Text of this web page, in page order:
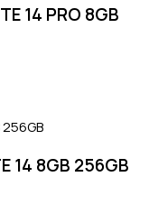
14 PRO 8GB
14 8GB 256GB